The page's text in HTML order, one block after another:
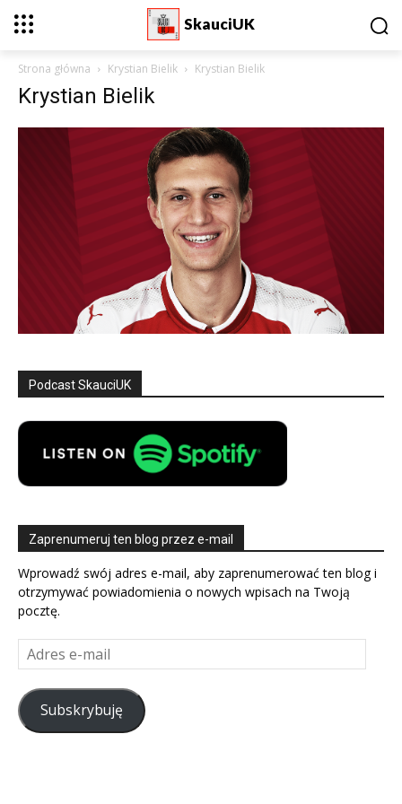
SkauciUK
Strona główna Krystian Bielik Krystian Bielik
Krystian Bielik
Podcast SkauciUK
Zaprenumeruj ten blog przez e-mail
Wprowadź swój adres e-mail, aby zaprenumerować ten blog i
otrzymywać powiadomienia o nowych wpisach na Twoją
pocztę.
Adres
e-
mail
Subskrybuję